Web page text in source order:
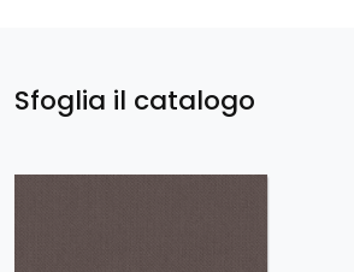
Sfoglia il catalogo